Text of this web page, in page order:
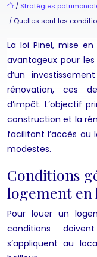
/ Stratégies
/ Quelles sont les
La loi Pinel, mise
avantageux pour
d’un
rénovation, ces
d’impôt. L’objectif
construction et la
facilitant l’accès au
modestes.
Conditions
logement en
Pour louer un
conditions
s’appliquent au